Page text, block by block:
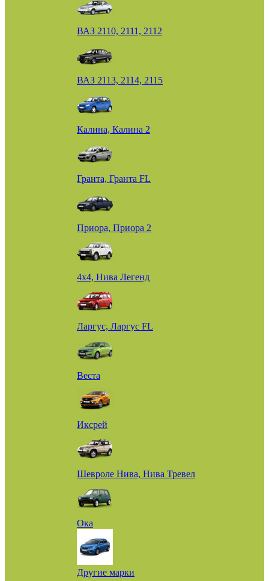
ВАЗ 2110, 2111, 2112
ВАЗ 2113, 2114, 2115
Калина, Калина 2
Гранта, Гранта FL
Приора, Приора 2
4х4, Нива Легенд
Ларгус, Ларгус FL
Веста
Иксрей
Шевроле Нива, Нива Тревел
Ока
Другие марки